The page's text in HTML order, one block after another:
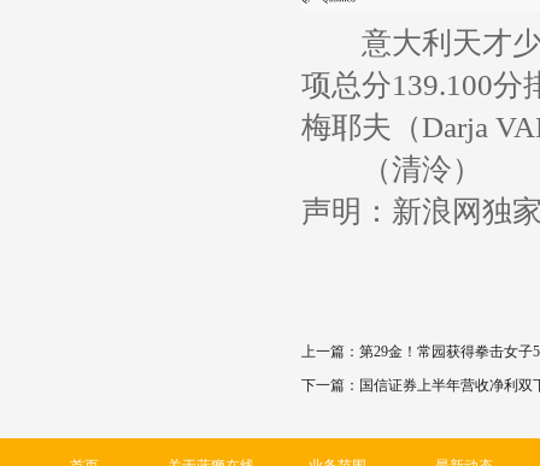
意大利天才少
项总分139.100
梅耶夫（Darja
（清泠）
声明：新浪网独
上一篇： 第29金！常园获得拳击女子
下一篇： 国信证券上半年营收净利双